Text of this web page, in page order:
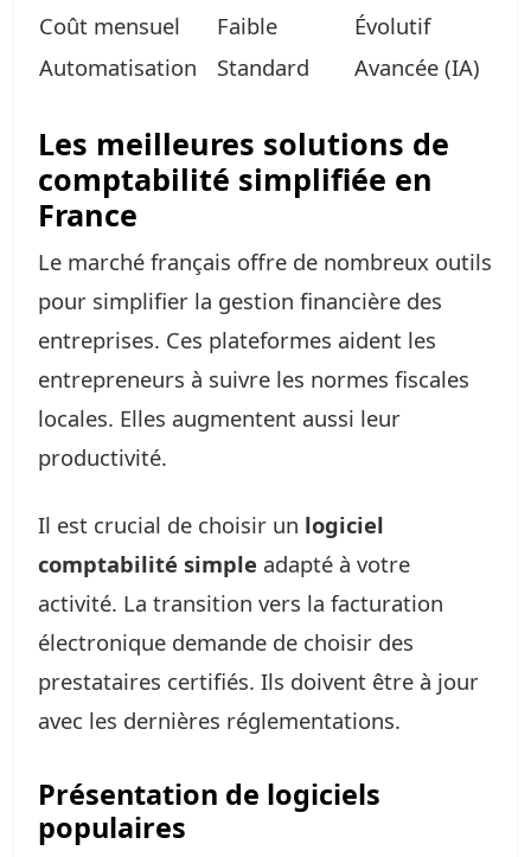
Coût mensuel
Faible
Évolutif
Automatisation
Standard Avancée (IA)
Les meilleures solutions de
comptabilité simplifiée en
France
Le marché français offre de nombreux outils
pour simplifier la gestion financière des
entreprises. Ces plateformes aident les
entrepreneurs à suivre les normes fiscales
locales. Elles augmentent aussi leur
productivité.
Il est crucial de choisir un logiciel
comptabilité simple adapté à votre
activité. La transition vers la facturation
électronique demande de choisir des
prestataires certifiés. Ils doivent être à jour
avec les dernières réglementations.
Présentation de logiciels
populaires